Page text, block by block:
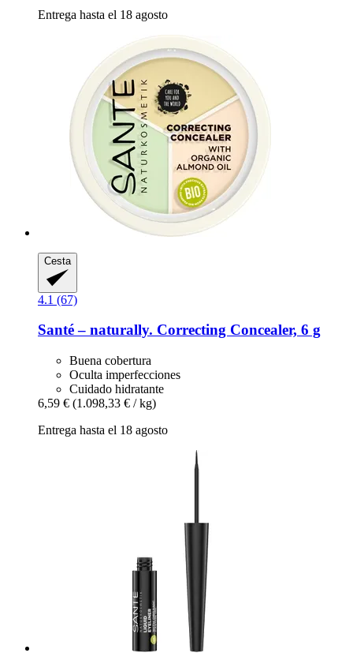
Entrega hasta el 18 agosto
Cesta
4.1 (67)
Santé – naturally. Correcting Concealer, 6 g
Buena cobertura
Oculta imperfecciones
Cuidado hidratante
6,59 € (1.098,33 € / kg)
Entrega hasta el 18 agosto